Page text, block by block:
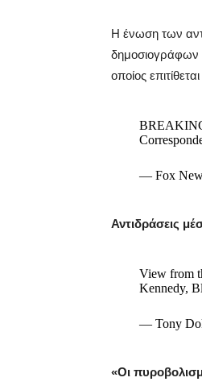
Η ένωση των
δημοσιογράφων
οποίος
— Fox
Αντιδράσεις
View from
Kennedy,
— Tony
«Οι